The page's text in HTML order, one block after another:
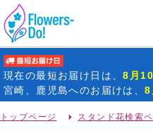
現在の最短お届け日 は、8月10
宮崎、鹿児島へのお届けは、8
トップページ スタンド花検索